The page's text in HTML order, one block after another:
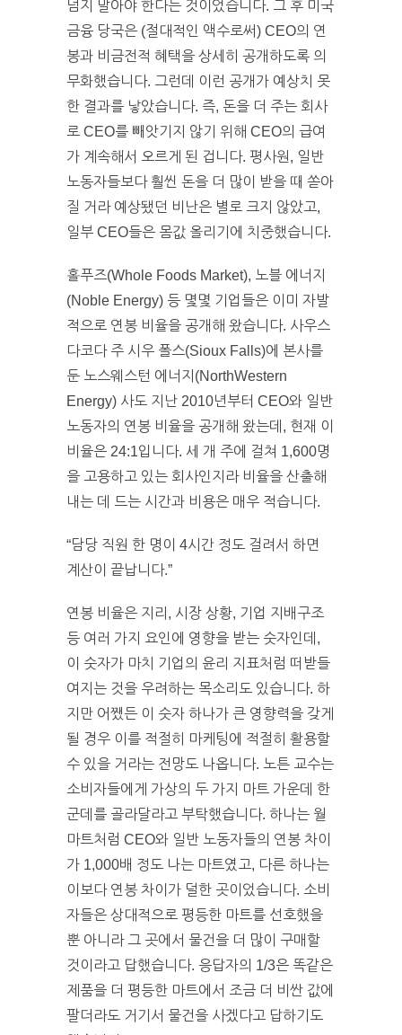
넘지 말아야 한다는 것이었습니다. 그 후 미국
금융 당국은 (절대적인 액수로써) CEO의 연
봉과 비금전적 혜택을 상세히 공개하도록 의
무화했습니다. 그런데 이런 공개가 예상치 못
한 결과를 낳았습니다. 즉, 돈을 더 주는 회사
로 CEO를 빼앗기지 않기 위해 CEO의 급여
가 계속해서 오르게 된 겁니다. 평사원, 일반
노동자들보다 훨씬 돈을 더 많이 받을 때 쏟아
질 거라 예상됐던 비난은 별로 크지 않았고,
일부 CEO들은 몸값 올리기에 치중했습니다.
홀푸즈(Whole Foods Market), 노블 에너지
(Noble Energy) 등 몇몇 기업들은 이미 자발
적으로 연봉 비율을 공개해 왔습니다. 사우스
다코다 주 시우 폴스(Sioux Falls)에 본사를
둔 노스웨스턴 에너지(NorthWestern
Energy) 사도 지난 2010년부터 CEO와 일반
노동자의 연봉 비율을 공개해 왔는데, 현재 이
비율은 24:1입니다. 세 개 주에 걸쳐 1,600명
을 고용하고 있는 회사인지라 비율을 산출해
내는 데 드는 시간과 비용은 매우 적습니다.
“담당 직원 한 명이 4시간 정도 걸려서 하면
계산이 끝납니다.”
연봉 비율은 지리, 시장 상황, 기업 지배구조
등 여러 가지 요인에 영향을 받는 숫자인데,
이 숫자가 마치 기업의 윤리 지표처럼 떠받들
여지는 것을 우려하는 목소리도 있습니다. 하
지만 어쨌든 이 숫자 하나가 큰 영향력을 갖게
될 경우 이를 적절히 마케팅에 적절히 활용할
수 있을 거라는 전망도 나옵니다. 노튼 교수는
소비자들에게 가상의 두 가지 마트 가운데 한
군데를 골라달라고 부탁했습니다. 하나는 월
마트처럼 CEO와 일반 노동자들의 연봉 차이
가 1,000배 정도 나는 마트였고, 다른 하나는
이보다 연봉 차이가 덜한 곳이었습니다. 소비
자들은 상대적으로 평등한 마트를 선호했을
뿐 아니라 그 곳에서 물건을 더 많이 구매할
것이라고 답했습니다. 응답자의 1/3은 똑같은
제품을 더 평등한 마트에서 조금 더 비싼 값에
팔더라도 거기서 물건을 사겠다고 답하기도